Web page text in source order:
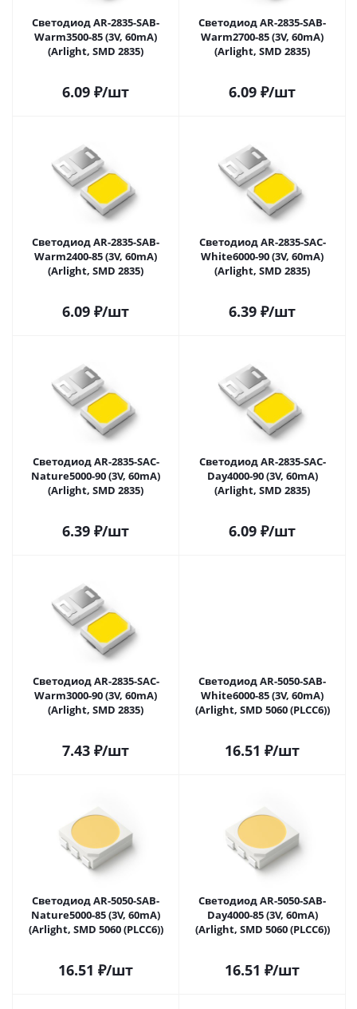
Светодиод AR-2835-SAB-
Warm3500-85 (3V, 60mA)
(Arlight, SMD 2835)
6.09 ₽/шт
Светодиод AR-2835-SAB-
Warm2700-85 (3V, 60mA)
(Arlight, SMD 2835)
6.09 ₽/шт
Светодиод AR-2835-SAB-
Warm2400-85 (3V, 60mA)
(Arlight, SMD 2835)
6.09 ₽/шт
Светодиод AR-2835-SAC-
White6000-90 (3V, 60mA)
(Arlight, SMD 2835)
6.39 ₽/шт
Светодиод AR-2835-SAC-
Nature5000-90 (3V, 60mA)
(Arlight, SMD 2835)
6.39 ₽/шт
Светодиод AR-2835-SAC-
Day4000-90 (3V, 60mA)
(Arlight, SMD 2835)
6.09 ₽/шт
Светодиод AR-2835-SAC-
Warm3000-90 (3V, 60mA)
(Arlight, SMD 2835)
7.43 ₽/шт
Светодиод AR-5050-SAB-
White6000-85 (3V, 60mA)
(Arlight, SMD 5060 (PLCC6))
16.51 ₽/шт
Светодиод AR-5050-SAB-
Nature5000-85 (3V, 60mA)
(Arlight, SMD 5060 (PLCC6))
16.51 ₽/шт
Светодиод AR-5050-SAB-
Day4000-85 (3V, 60mA)
(Arlight, SMD 5060 (PLCC6))
16.51 ₽/шт